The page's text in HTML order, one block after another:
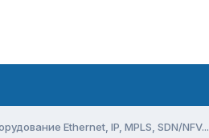
Ethernet, IP, MPLS, SDN/NFV...